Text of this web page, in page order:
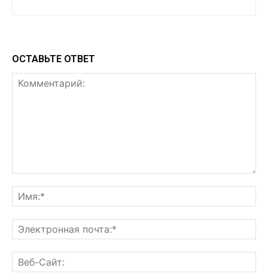
ОСТАВЬТЕ ОТВЕТ